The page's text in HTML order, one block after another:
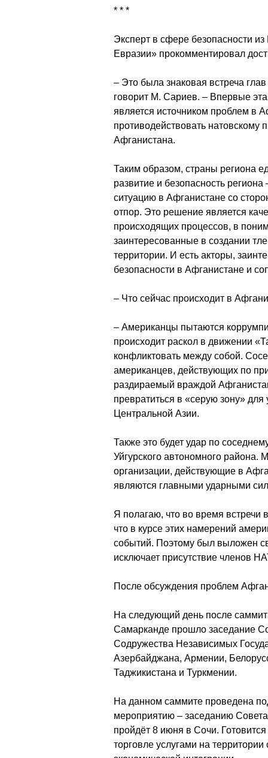
* * *
Эксперт в сфере безопасности
Евразии» прокомментировал
– Это была знаковая встреча
говорит М. Сариев. – Впервые
является источником проблем в
противодействовать
Афганистана.
Таким образом, страны региона
развитие и безопасность
ситуацию в Афганистане со
отпор. Это решение является
происходящих процессов, в
заинтересованные в создании
территории. И есть акторы,
безопасности в Афганистане и
– Что сейчас происходит в
– Американцы пытаются
происходит раскол в движении
конфликтовать между собой.
американцев, действующих по
раздираемый враждой
превратиться в «серую зону»
Центральной Азии.
Также это будет удар по
Уйгурского автономного района.
организации, действующие в
являются главными ударными
Я полагаю, что во время встречи
что в курсе этих намерений
событий. Поэтому был выложен
исключает присутствие членов
После обсуждения проблем
На следующий день после
Самарканде прошло заседание
Содружества Независимых
Азербайджана, Армении,
Таджикистана и Туркмении.
На данном саммите проведена
мероприятию – заседанию
пройдёт 8 июня в Сочи.
торговле услугами на